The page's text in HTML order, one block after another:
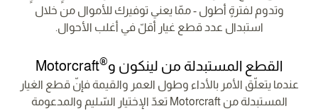
وتدوم لفترةٍ أطول - ممّا يعني توفيرك للأموال من خلال
استبدال عدد قطع غيار أقلّ في أغلب الأحوال.
القطع المستبدلة من لينكون و®
Motorcraft
عندما يتعلّق الأمر بالأداء وطول العمر والقيمة فإنّ قطع الغيار
المستبدلة من Motorcraft تعدّ الإختيار السّليم والمدعومة